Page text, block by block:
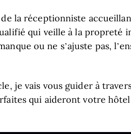
de la réceptionniste
qui veille à la propreté
ou ne s’ajuste pas,
je vais vous guider à
qui aideront votre